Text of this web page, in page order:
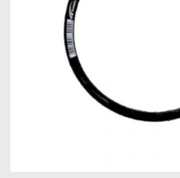
Iluminação
Materiais